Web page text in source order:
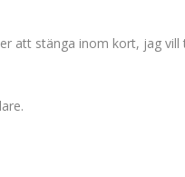
att stänga inom kort, jag